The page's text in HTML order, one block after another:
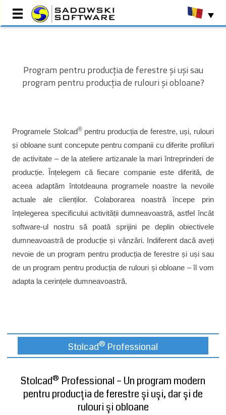
Referinte
Implementare
Centru de resurse
Contact
Rezervați un DEMO
Program pentru producția de ferestre și uși sau
program pentru producția de rulouri și obloane?
Programele Stolcad®pentru producția de ferestre, uși, rulouri
și obloane sunt concepute pentru companii cu diferite profiluri
de activitate – de la ateliere artizanale la mari întreprinderi de
producție. Înțelegem că fiecare companie este diferită, de
aceea adaptăm întotdeauna programele noastre la nevoile
actuale ale clienților. Colaborarea noastră începe prin
înțelegerea specificului activității dumneavoastră, astfel încât
software-ul nostru să poată sprijini pe deplin obiectivele
dumneavoastră de producție și vânzări. Indiferent dacă aveți
nevoie de un program pentru producția de ferestre și uși sau
de un program pentru producția de rulouri și obloane – îl vom
adapta la cerințele dumneavoastră.
Stolcad® Professional
Stolcad® Professional – Un program modern
pentru producția de ferestre și uși, dar și de
rulouri și obloane